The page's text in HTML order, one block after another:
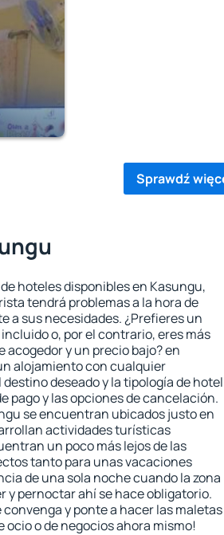
Sprawdź
hoteles disponibles en Kasungu,
tendrá problemas a la hora de
a sus necesidades. ¿Prefieres un
o, por el contrario, eres más
y un precio bajo? en
alojamiento con cualquier
deseado y la tipología de hotel
pago y las opciones de cancelación.
se encuentran ubicados justo en
actividades turísticas
un poco más lejos de las
tanto para unas vacaciones
de una sola noche cuando la zona
y pernoctar ahí se hace obligatorio.
convenga y ponte a hacer las maletas
o de negocios ahora mismo!